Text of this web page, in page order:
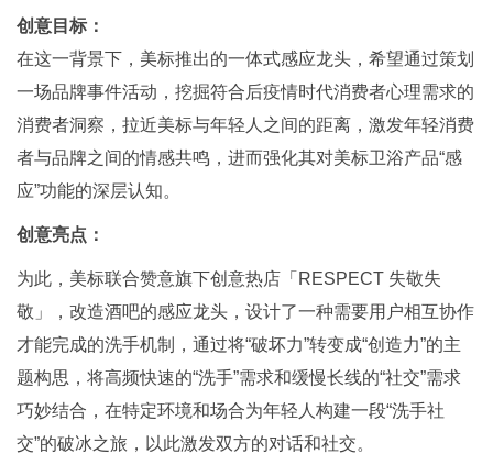
创意目标：
在这一背景下，美标推出的一体式感应龙头，希望通过策划
一场品牌事件活动，挖掘符合后疫情时代消费者心理需求的
消费者洞察，拉近美标与年轻人之间的距离，激发年轻消费
者与品牌之间的情感共鸣，进而强化其对美标卫浴产品“感
应”功能的深层认知。
创意亮点：
为此，美标联合赞意旗下创意热店「RESPECT 失敬失
敬」，改造酒吧的感应龙头，设计了一种需要用户相互协作
才能完成的洗手机制，通过将“破坏力”转变成“创造力”的主
题构思，将高频快速的“洗手”需求和缓慢长线的“社交”需求
巧妙结合，在特定环境和场合为年轻人构建一段“洗手社
交”的破冰之旅，以此激发双方的对话和社交。